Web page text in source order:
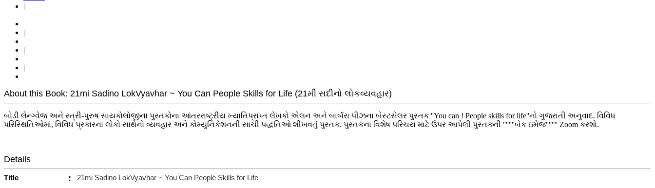
|
|
|
|
About this Book: 21mi Sadino LokVyavhar ~ You Can People Skills for Life (21મી સદીનો લોકવ્યવહાર)
બોડી લેન્ગ્વેજ અને સ્ત્રી-પુરુષ સાયકોલોજીના પુસ્તકોના આંતરરાષ્ટ્રીય ખ્યાતિપ્રાપ્ત લેખકો એલન અને બાર્બરા પીઝના બેસ્ટસેલર પુસ્તક ''You can ! People skills for life''નો ગુજરાતી અનુવાદ. વિવિધ
પરિસ્થિતિઓમાં, વિવિધ પ્રકારના લોકો સાથેનો વ્યવહાર અને કોમ્યુનિકેશનની સાચી પદ્ધતિઓ શીખવતું પુસ્તક. પુસ્તકના વિશેષ પરિચય માટે ઉપર આપેલી પુસ્તકની ''''''''બેક ઇમેજ'''''''' Zoom કરશો.
Details
Title :
21mi Sadino LokVyavhar ~ You Can People Skills for Life